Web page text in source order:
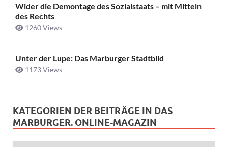
Wider die Demontage des Sozialstaats – mit Mitteln
des Rechts
1260 Views
Unter der Lupe: Das Marburger Stadtbild
1173 Views
KATEGORIEN DER BEITRÄGE IN DAS
MARBURGER. ONLINE-MAGAZIN